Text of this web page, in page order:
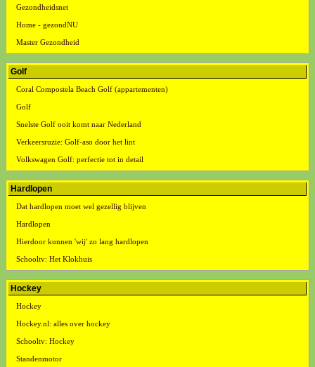
Gezondheidsnet
Home - gezondNU
Master Gezondheid
Golf
Coral Compostela Beach Golf (appartementen)
Golf
Snelste Golf ooit komt naar Nederland
Verkeersruzie: Golf-aso door het lint
Volkswagen Golf: perfectie tot in detail
Hardlopen
Dat hardlopen moet wel gezellig blijven
Hardlopen
Hierdoor kunnen 'wij' zo lang hardlopen
Schooltv: Het Klokhuis
Hockey
Hockey
Hockey.nl: alles over hockey
Schooltv: Hockey
Standenmotor